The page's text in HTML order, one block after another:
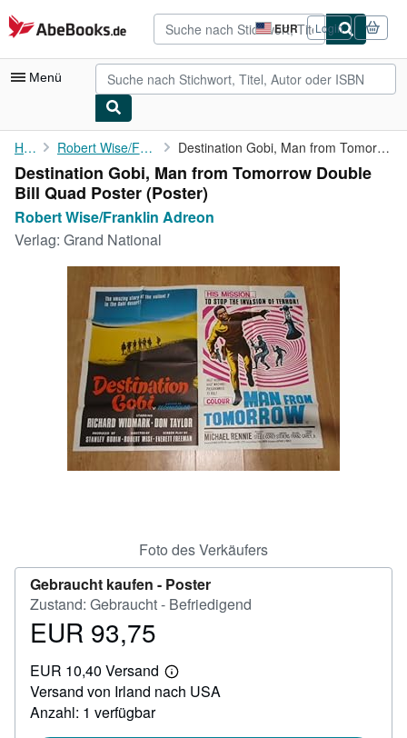
Zum Hauptinhalt
AbeBooks.de EUR
Seite
der
Einkaufseinstellungen.
Login
Menü
Nutzerkonto
Meine Bestellungen
Detailsuche
Sammlungen
Kunst & Sammlerstücke
Verkäufer werden
SCHLIESSEN
Home Robert Wise/Franklin Adreon Destination Gobi, Man from Tomorrow Double Bill Quad Poster
Destination Gobi, Man from Tomorrow Double
Bill Quad Poster (Poster)
Robert Wise/Franklin Adreon
Verlag: Grand National
Foto des Verkäufers
Gebraucht kaufen - Poster
Zustand: Gebraucht - Befriedigend
Preis
93,75
EUR 93,75
EUR 10,40 Versand
Weitere
Informationen
Versand von Irland nach USA
Anzahl: 1 verfügbar